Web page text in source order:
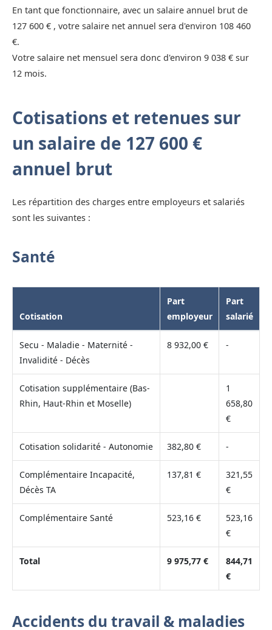
En tant que fonctionnaire, avec un salaire annuel brut de
127 600 € , votre salaire net annuel sera d'environ 108 460
€.
Votre salaire net mensuel sera donc d'environ 9 038 € sur
12 mois.
Cotisations et retenues sur
un salaire de 127 600 €
annuel brut
Les répartition des charges entre employeurs et salariés
sont les suivantes :
Santé
Cotisation
Part
employeur
Part
salarié
Secu - Maladie - Maternité -
Invalidité - Décès
8 932,00 € -
Cotisation supplémentaire (Bas-
Rhin, Haut-Rhin et Moselle)
1
658,80
€
Cotisation solidarité - Autonomie 382,80 € -
Complémentaire Incapacité,
Décès TA
137,81 €
321,55
€
Complémentaire Santé 523,16 €
523,16
€
Total 9 975,77 €
844,71
€
Accidents du travail & maladies